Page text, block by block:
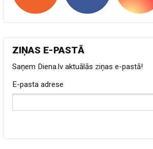
ZIŅAS E-PASTĀ
Saņem Diena.lv aktuālās ziņas e-pastā!
E-pasta adrese